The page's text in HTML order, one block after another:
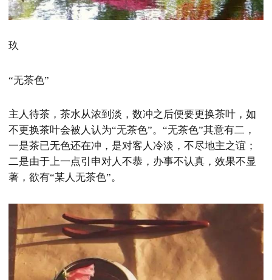
玖
“无茶色”
主人待茶，茶水从浓到淡，数冲之后便要更换茶叶，如
不更换茶叶会被人认为“无茶色”。“无茶色”其意有二，
一是茶已无色还在冲，是对客人冷淡，不尽地主之谊；
二是由于上一点引申对人不恭，办事不认真，效果不显
著，欲有“某人无茶色”。